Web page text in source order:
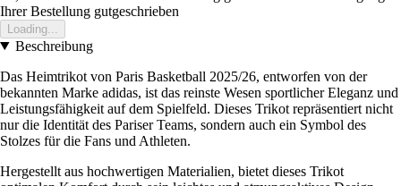
Ihrer Bestellung gutgeschrieben
Loading...
Beschreibung
Das Heimtrikot von Paris Basketball 2025/26, entworfen von der
bekannten Marke adidas, ist das reinste Wesen sportlicher Eleganz und
Leistungsfähigkeit auf dem Spielfeld. Dieses Trikot repräsentiert nicht
nur die Identität des Pariser Teams, sondern auch ein Symbol des
Stolzes für die Fans und Athleten.
Hergestellt aus hochwertigen Materialien, bietet dieses Trikot